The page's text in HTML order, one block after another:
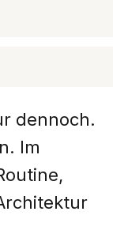
dennoch.
Im